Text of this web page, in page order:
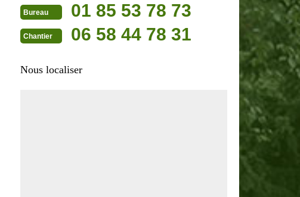
Bureau 01 85 53 78 73
Chantier 06 58 44 78 31
Nous localiser